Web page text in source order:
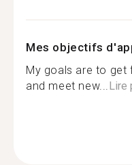
Mes objectifs
My goals are to get
and meet new... Lire